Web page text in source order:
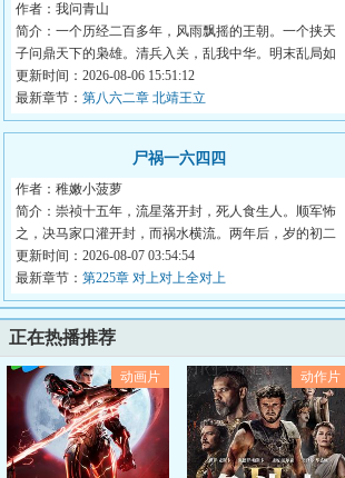
作者：我问青山
简介：一个历经二百多年，风雨飘摇的王朝。一个挟天
子问鼎天下的枭雄。清兵入关，乱我中华。明末乱局如
何...
更新时间：2026-08-06 15:51:12
最新章节： 第八六二章 北靖王立
尸祸一六四四
作者：稚嫩小菠萝
简介：崇祯十五年，流星落开封，死人食生人。顺军怖
之，决马家口灌开封，而祸水横流。两年后，岁的初二
学...
更新时间：2026-08-07 03:54:54
最新章节： 第225章 对上对上全对上
正在热播推荐
动画片 动作片